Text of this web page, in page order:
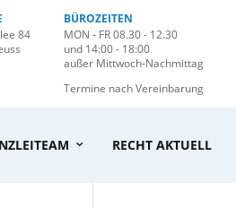
BÜROZEITEN
84
MON - FR 08.30 - 12.30
und 14:00 - 18:00
außer Mittwoch-Nachmittag
Termine nach Vereinbarung
RECHT AKTUELL